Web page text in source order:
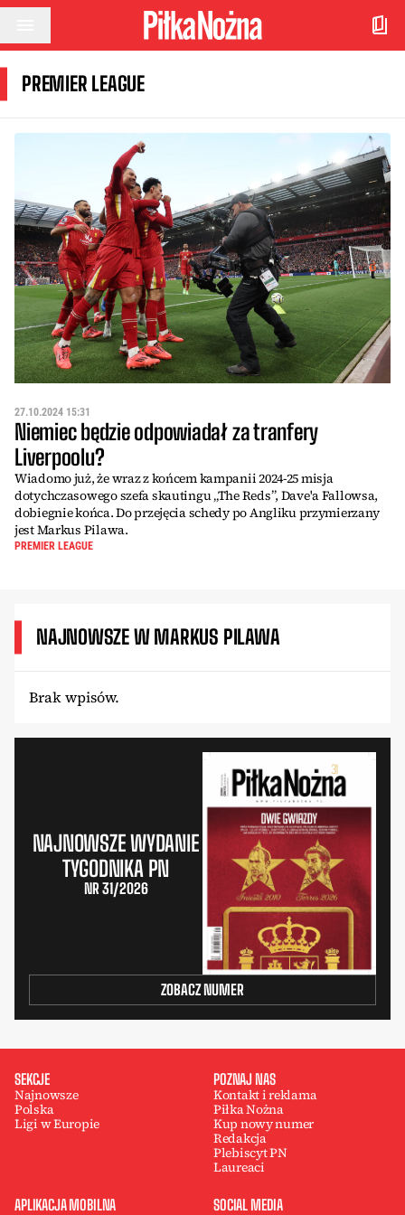
Przejdź do treści
PREMIER LEAGUE
27.10.2024 15:31
Niemiec będzie odpowiadał za tranfery
Liverpoolu?
Wiadomo już, że wraz z końcem kampanii 2024-25 misja
dotychczasowego szefa skautingu „The Reds”, Dave'a Fallowsa,
dobiegnie końca. Do przejęcia schedy po Angliku przymierzany
jest Markus Pilawa.
PREMIER LEAGUE
NAJNOWSZE W MARKUS PILAWA
Brak wpisów.
NAJNOWSZE WYDANIE
TYGODNIKA PN
NR 31/2026
ZOBACZ NUMER
SEKCJE
Najnowsze
Polska
Ligi w Europie
POZNAJ NAS
Kontakt i reklama
Piłka Nożna
Kup nowy numer
Redakcja
Plebiscyt PN
Laureaci
APLIKACJA MOBILNA SOCIAL MEDIA